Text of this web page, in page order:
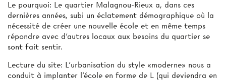
Le pourquoi: Le quartier Malagnou-Rieux a, dans ces
dernières années, subi un éclatement démographique où la
nécessité de créer une nouvelle école et en même temps
répondre avec d’autres locaux aux besoins du quartier se
sont fait sentir.
Lecture du site: L'urbanisation du style «moderne» nous a
conduit à implanter l'école en forme de L (qui deviendra en